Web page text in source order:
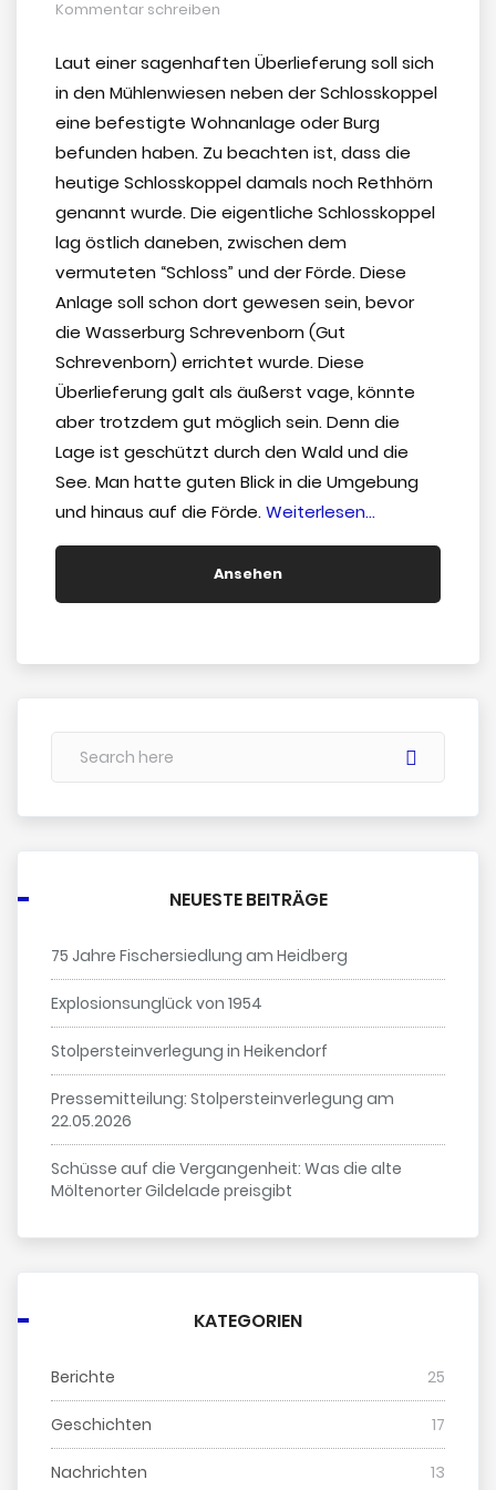
Kommentar schreiben
Laut einer sagenhaften Überlieferung soll sich
in den Mühlenwiesen neben der Schlosskoppel
eine befestigte Wohnanlage oder Burg
befunden haben. Zu beachten ist, dass die
heutige Schlosskoppel damals noch Rethhörn
genannt wurde. Die eigentliche Schlosskoppel
lag östlich daneben, zwischen dem
vermuteten “Schloss” und der Förde. Diese
Anlage soll schon dort gewesen sein, bevor
die Wasserburg Schrevenborn (Gut
Schrevenborn) errichtet wurde. Diese
Überlieferung galt als äußerst vage, könnte
aber trotzdem gut möglich sein. Denn die
Lage ist geschützt durch den Wald und die
See. Man hatte guten Blick in die Umgebung
und hinaus auf die Förde. Weiterlesen…
Schlosskoppel”
Ansehen
NEUESTE BEITRÄGE
75 Jahre Fischersiedlung am Heidberg
Explosionsunglück von 1954
Stolpersteinverlegung in Heikendorf
Pressemitteilung: Stolpersteinverlegung am
22.05.2026
Schüsse auf die Vergangenheit: Was die alte
Möltenorter Gildelade preisgibt
KATEGORIEN
Berichte 25
Geschichten 17
Nachrichten 13